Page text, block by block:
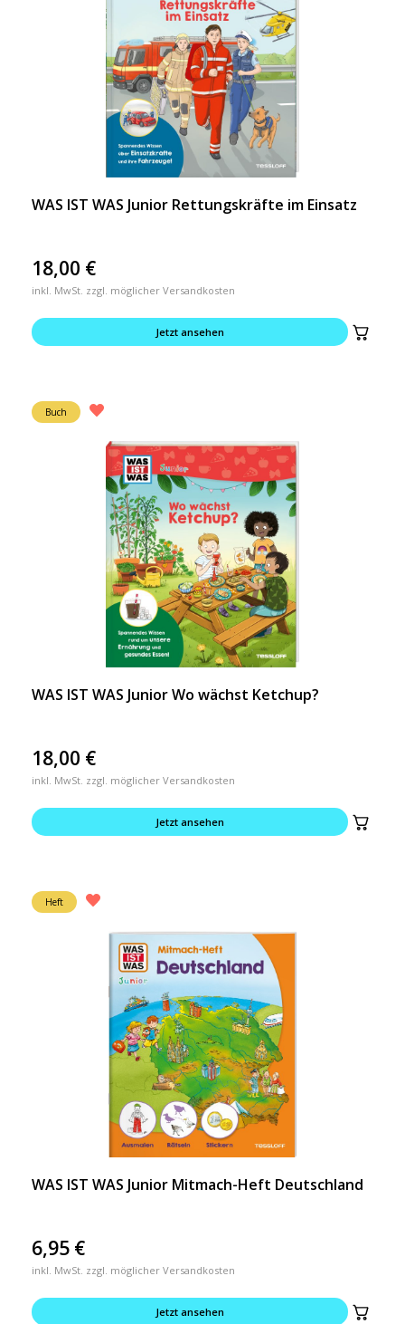
WAS IST WAS Junior Rettungskräfte im Einsatz
18,00 €
inkl. MwSt. zzgl. möglicher Versandkosten
Jetzt ansehen
Buch
WAS IST WAS Junior Wo wächst Ketchup?
18,00 €
inkl. MwSt. zzgl. möglicher Versandkosten
Jetzt ansehen
Heft
WAS IST WAS Junior Mitmach-Heft Deutschland
6,95 €
inkl. MwSt. zzgl. möglicher Versandkosten
Jetzt ansehen